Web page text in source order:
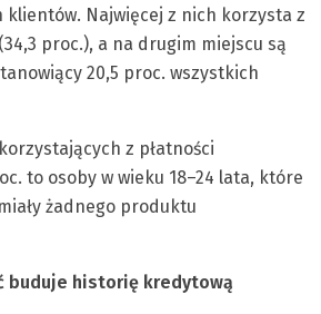
klientów. Najwięcej z nich korzysta z
proc.), a na drugim miejscu są
20,5 proc. wszystkich
z płatności
to osoby w wieku 18–24 lata, które
żadnego produktu
buduje historię kredytową